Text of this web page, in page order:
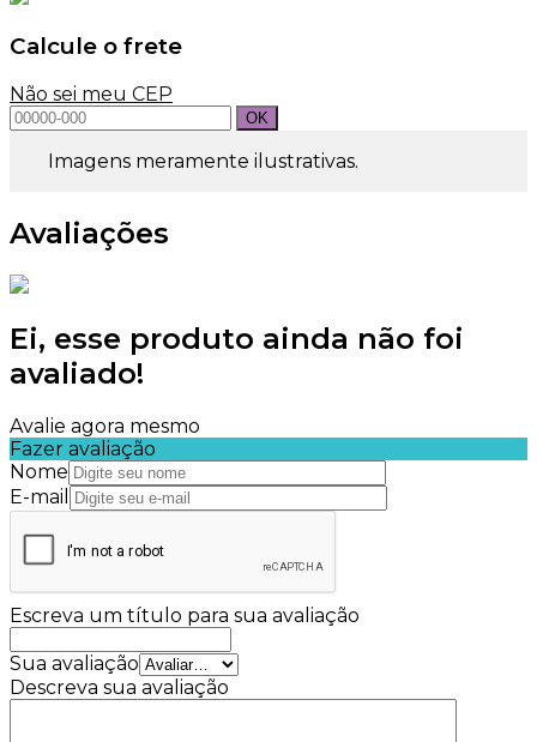
quantidade
Calcule o frete
Não sei meu CEP
Imagens meramente ilustrativas.
Avaliações
Ei, esse produto ainda não foi
avaliado!
Avalie agora mesmo
Fazer avaliação
Nome
E-mail
Escreva um título para sua avaliação
Sua avaliação
Descreva sua avaliação